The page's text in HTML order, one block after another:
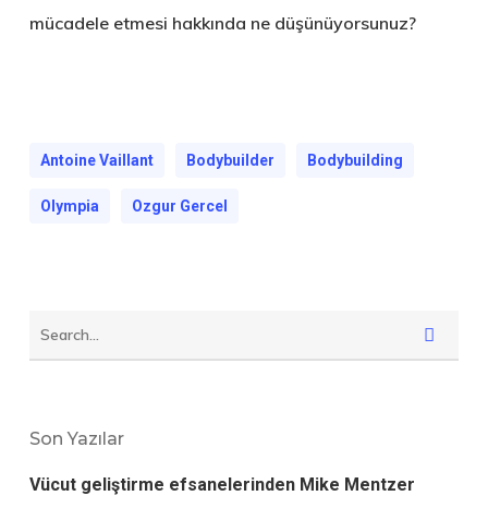
mücadele etmesi hakkında ne düşünüyorsunuz?
Antoine Vaillant Bodybuilder Bodybuilding
Olympia Ozgur Gercel
Son Yazılar
Vücut geliştirme efsanelerinden Mike Mentzer